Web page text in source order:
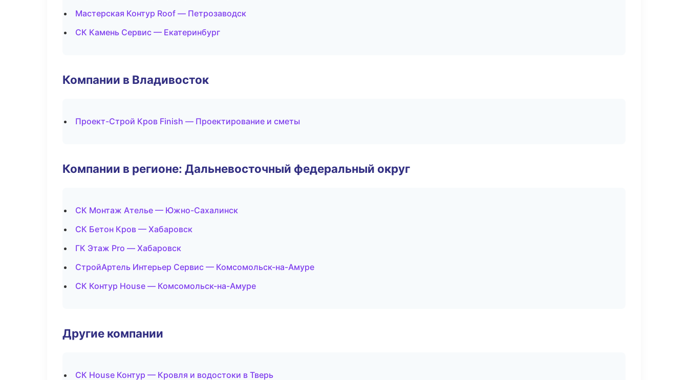
Мастерская Контур Roof — Петрозаводск
СК Камень Сервис — Екатеринбург
Компании в Владивосток
Проект-Строй Кров Finish — Проектирование и сметы
Компании в регионе: Дальневосточный федеральный округ
СК Монтаж Ателье — Южно-Сахалинск
СК Бетон Кров — Хабаровск
ГК Этаж Pro — Хабаровск
СтройАртель Интерьер Сервис — Комсомольск-на-Амуре
СК Контур House — Комсомольск-на-Амуре
Другие компании
СК House Контур — Кровля и водостоки в Тверь